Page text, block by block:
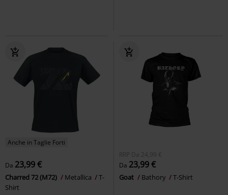
Anche in Taglie Forti
Da 23,99 €
Charred 72 (M72) Metallica
T-
Shirt
RRP Da 24,99 €
Da 23,99 €
Goat Bathory T-Shirt